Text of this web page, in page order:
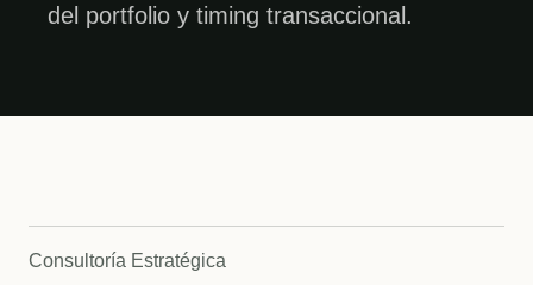
del portfolio y timing transaccional.
Consultoría Estratégica